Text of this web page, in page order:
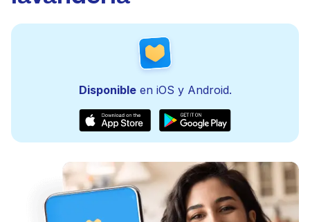
Disponibleen iOS y Android.